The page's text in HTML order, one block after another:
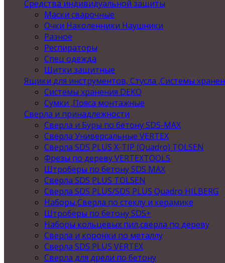
Средства индивидуальной защиты
Маски сварочные
Очки Наколенники Наушники
Разное
Респираторы
Спец одежда
Щитки защитные
Ящики для инструментов, Стусла ,Системы
Системы хранения DEKO
Сумки ,Пояса монтажные
Сверла и принадлежности
Сверла и Буры по бетону SDS-MAX
Сверла Универсальные VERTEX
Сверла SDS PLUS X-TIP (Quadro) TOLSEN
Фрезы по дереву VERTEXTOOLS
Штроберы по бетону SDS MAX
Сверла SDS PLUS TOLSEN
Сверла SDS PLUS/SDS PLUS Quadro HILBERG
Наборы,Сверла по стеклу и керамике
Штроберы по бетону SDS+
Наборы кольцевых пил,сверла по дереву
Сверла и коронки по металлу
Сверла SDS PLUS VERTEX
Сверла для дрели по бетону